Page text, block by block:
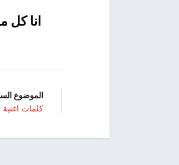
انا كل
الموضوع
كلمات